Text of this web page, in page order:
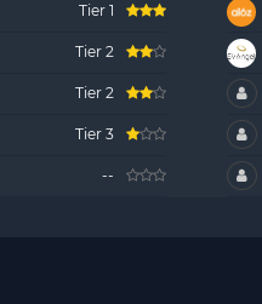
Tier 1
Tier 2
Tier 2
Tier 3
--